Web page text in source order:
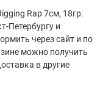
Rap 7см, 18гр.
Петербургу и
через сайт и по
можно получить
в другие